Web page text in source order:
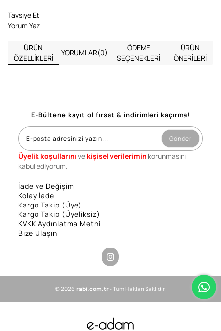
Tavsiye Et
Yorum Yaz
ÜRÜN
ÖZELLIKLERI
YORUMLAR(0)
ÖDEME
SEÇENEKLERI
ÜRÜN
ÖNERILERI
E-Bültene kayıt ol fırsat & indirimleri kaçırma!
Gönder
Üyelik koşullarını ve kişisel verilerimin korunmasını
kabul ediyorum.
İade ve Değişim
Kolay İade
Kargo Takip (Üye)
Kargo Takip (Üyeliksiz)
KVKK Aydınlatma Metni
Bize Ulaşın
© 2026 rabi.com.tr- Tüm Hakları Saklıdır.